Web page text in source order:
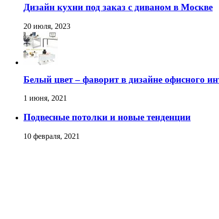
Дизайн кухни под заказ с диваном в Москве
20 июля, 2023
Белый цвет – фаворит в дизайне офисного
1 июня, 2021
Подвесные потолки и новые тенденции
10 февраля, 2021